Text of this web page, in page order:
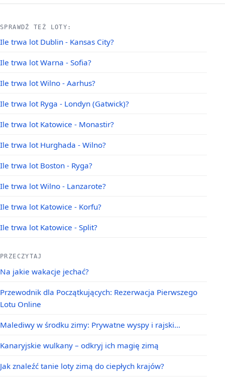
SPRAWDŹ TEŻ LOTY:
Ile trwa lot Dublin - Kansas City?
Ile trwa lot Warna - Sofia?
Ile trwa lot Wilno - Aarhus?
Ile trwa lot Ryga - Londyn (Gatwick)?
Ile trwa lot Katowice - Monastir?
Ile trwa lot Hurghada - Wilno?
Ile trwa lot Boston - Ryga?
Ile trwa lot Wilno - Lanzarote?
Ile trwa lot Katowice - Korfu?
Ile trwa lot Katowice - Split?
PRZECZYTAJ
Na jakie wakacje jechać?
Przewodnik dla Początkujących: Rezerwacja Pierwszego
Lotu Online
Malediwy w środku zimy: Prywatne wyspy i rajski…
Kanaryjskie wulkany – odkryj ich magię zimą
Jak znaleźć tanie loty zimą do ciepłych krajów?